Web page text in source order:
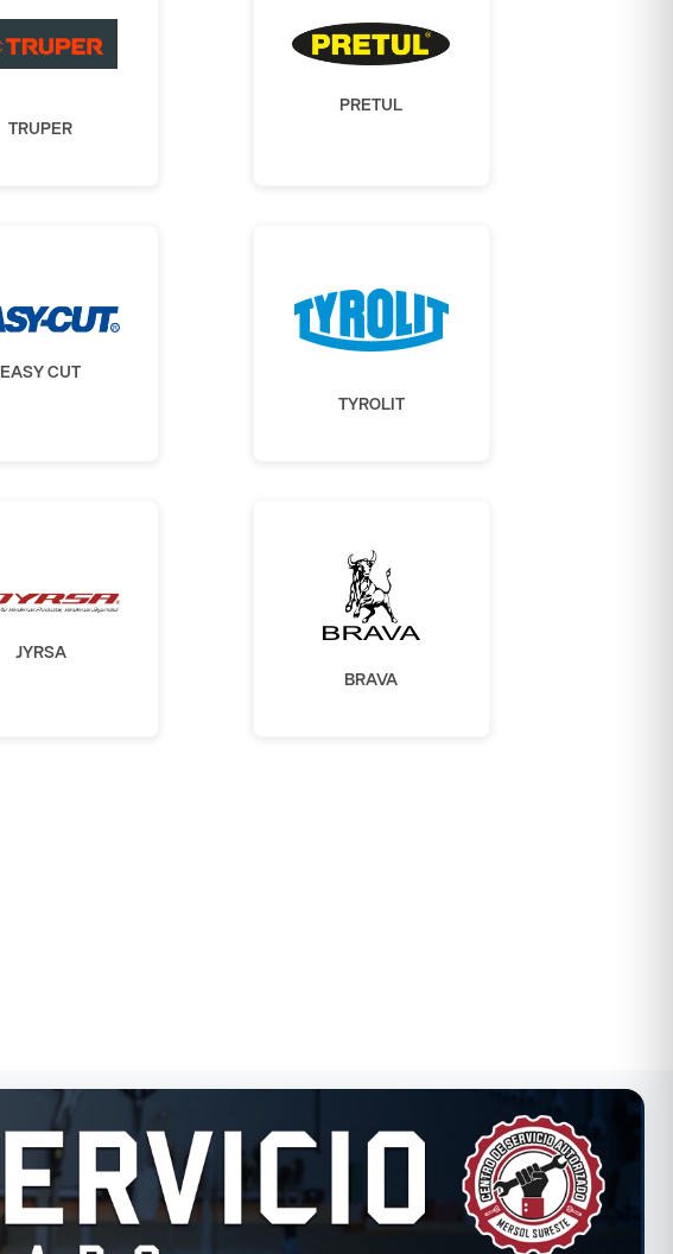
TRUPER
PRETUL
EASY CUT
TYROLIT
JYRSA
BRAVA